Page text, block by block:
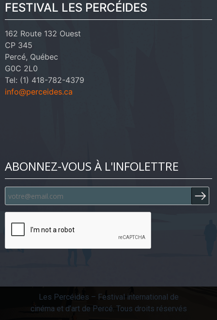
FESTIVAL LES PERCÉIDES
162 Route 132 Ouest
CP 345
Percé, Québec
G0C 2L0
Tel: (1) 418-782-4379
info@perceides.ca
ABONNEZ-VOUS À L'INFOLETTRE
Les Percéides – Festival international de
cinéma et d’art de Percé. Tous droits réservés